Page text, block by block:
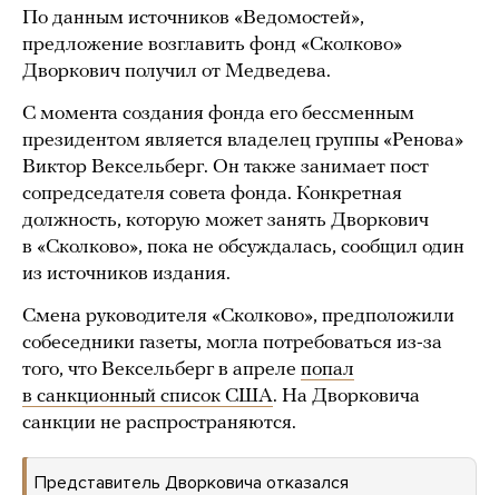
По данным источников «Ведомостей»,
предложение возглавить фонд «Сколково»
Дворкович получил от Медведева.
С момента создания фонда его бессменным
президентом является владелец группы «Ренова»
Виктор Вексельберг. Он также занимает пост
сопредседателя совета фонда. Конкретная
должность, которую может занять Дворкович
в «Сколково», пока не обсуждалась, сообщил один
из источников издания.
Смена руководителя «Сколково», предположили
собеседники газеты, могла потребоваться из-за
того, что Вексельберг в апреле попал
в санкционный список США. На Дворковича
санкции не распространяются.
Представитель Дворковича отказался